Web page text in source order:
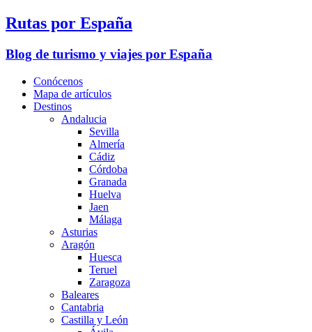
Rutas por España
Blog de turismo y viajes por España
Conócenos
Mapa de artículos
Destinos
Andalucia
Sevilla
Almería
Cádiz
Córdoba
Granada
Huelva
Jaen
Málaga
Asturias
Aragón
Huesca
Teruel
Zaragoza
Baleares
Cantabria
Castilla y León